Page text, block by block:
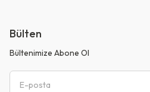
Bülten
Bültenimize Abone Ol